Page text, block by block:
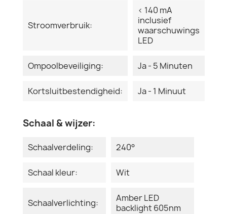
Stroomverbruik:
< 140 mA
inclusief
waarschuwings
LED
Ompoolbeveiliging: Ja - 5 Minuten
Kortsluitbestendigheid: Ja - 1 Minuut
Schaal & wijzer:
Schaalverdeling: 240°
Schaal kleur: Wit
Schaalverlichting:
Amber LED
backlight 605nm